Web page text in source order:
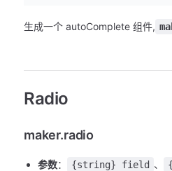
生成一个 autoComplete 组件,
Radio
maker.radio
参数： {string} field 、